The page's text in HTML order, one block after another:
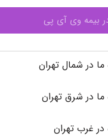
ما در شمال تهران
ما در شرق تهران
در غرب تهران